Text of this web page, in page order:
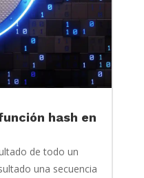
hash en
de todo un
una secuencia